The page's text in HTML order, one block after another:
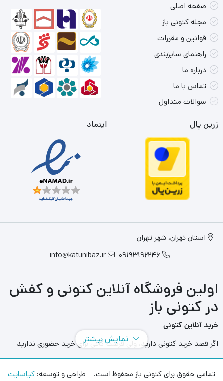
صفحه اصلی
مجله کتونی باز
قوانین و مقررات
راهنمای سایزبندی
درباره ما
تماس با ما
سوالات متداول
زرین پال اینماد
استان تهران، شهر تهران
09193192246
info@katunibaz.ir
اولین فروشگاه آنلاین کتونی و کفش
در کتونی باز
خرید آنلاین کتونی
اگر قصد خرید کتونی دارید، ولی فرصت کافی برای خرید حضوری ندارید
آنها را انتخاب کنید و در هر محل و هر زمانی بدون محدودیت مدل های
نمایش بیشتر
تمامی حقوق برای کتونی باز محفوظ است. طراحی و توسعه: کیاسایت